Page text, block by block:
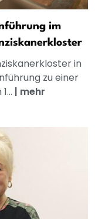
im
in
zu einer
| mehr